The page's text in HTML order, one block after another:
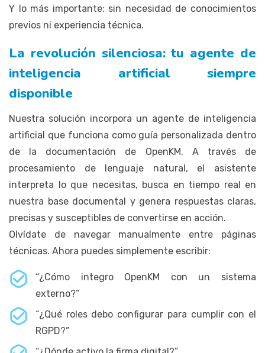
Y lo más importante: sin necesidad de conocimientos
previos ni experiencia técnica.
La revolución silenciosa: tu agente de
inteligencia artificial siempre
disponible
Nuestra solución incorpora un agente de inteligencia
artificial que funciona como guía personalizada dentro
de la documentación de OpenKM. A través de
procesamiento de lenguaje natural, el asistente
interpreta lo que necesitas, busca en tiempo real en
nuestra base documental y genera respuestas claras,
precisas y susceptibles de convertirse en acción.
Olvídate de navegar manualmente entre páginas
técnicas. Ahora puedes simplemente escribir:
“¿Cómo integro OpenKM con un sistema
externo?”
“¿Qué roles debo configurar para cumplir con el
RGPD?”